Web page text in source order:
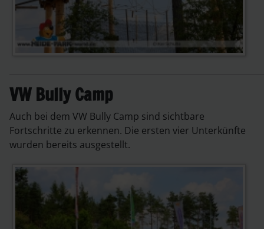
VW Bully Camp
Auch bei dem VW Bully Camp sind sichtbare
Fortschritte zu erkennen. Die ersten vier Unterkünfte
wurden bereits ausgestellt.